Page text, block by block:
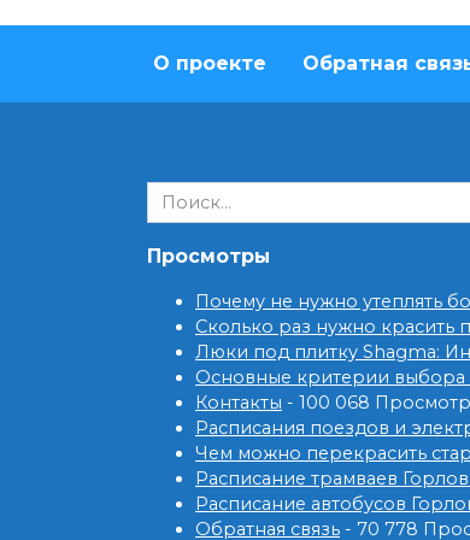
О проекте Обратная
Search
for:
Просмотры
Почему не нужно утеплять
Сколько раз нужно красить
Люки под плитку Shagma:
Основные критерии выбора
Контакты - 100 068
Расписания поездов и
Чем можно перекрасить
Расписание трамваев
Расписание автобусов
Обратная связь - 70 778